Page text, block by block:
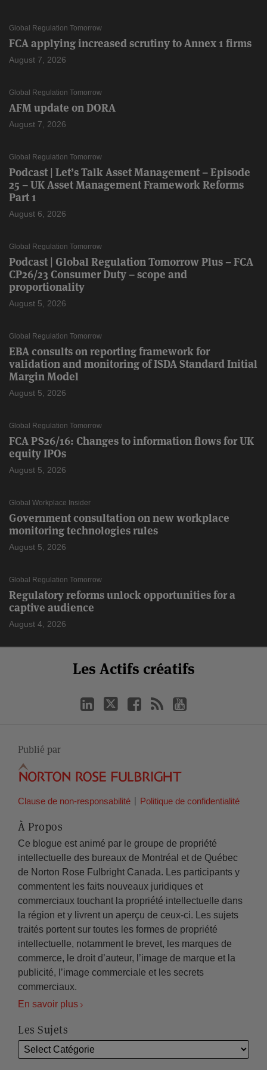
Global Regulation Tomorrow
FCA applying increased scrutiny to Annex 1 firms
August 7, 2026
Global Regulation Tomorrow
AFM update on DORA
August 7, 2026
Global Regulation Tomorrow
Podcast | Let’s Talk Asset Management – Episode
25 – UK Asset Management Framework Reforms
Part 1
August 6, 2026
Global Regulation Tomorrow
Podcast | Global Regulation Tomorrow Plus – FCA
CP26/23 Consumer Duty – scope and
proportionality
August 5, 2026
Global Regulation Tomorrow
EBA consults on reporting framework for
validation and monitoring of ISDA Standard Initial
Margin Model
August 5, 2026
Global Regulation Tomorrow
FCA PS26/16: Changes to information flows for UK
equity IPOs
August 5, 2026
Global Workplace Insider
Government consultation on new workplace
monitoring technologies rules
August 5, 2026
Global Regulation Tomorrow
Regulatory reforms unlock opportunities for a
captive audience
August 4, 2026
Les Actifs créatifs
Facebook
Publié par
Clause de non-responsabilité Politique de confidentialité
À Propos
Ce blogue est animé par le groupe de propriété
intellectuelle des bureaux de Montréal et de Québec
de Norton Rose Fulbright Canada. Les participants y
commentent les faits nouveaux juridiques et
commerciaux touchant la propriété intellectuelle dans
la région et y livrent un aperçu de ceux-ci. Les sujets
traités portent sur toutes les formes de propriété
intellectuelle, notamment le brevet, les marques de
commerce, le droit d’auteur, l’image de marque et la
publicité, l’image commerciale et les secrets
commerciaux.
En savoir plus
Les Sujets